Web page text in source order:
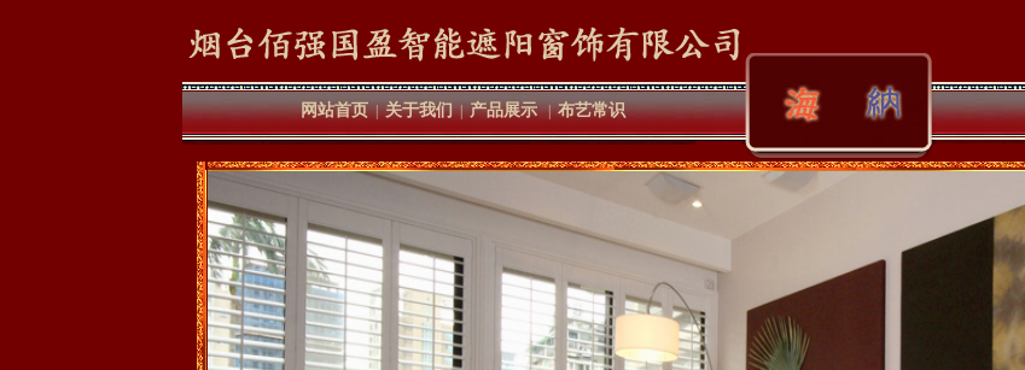
网站首页|关于我们|产品展示|布艺常识